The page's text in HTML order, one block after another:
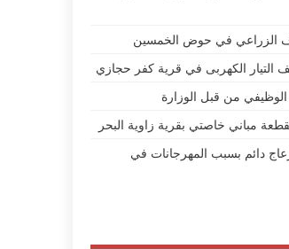
الزراعي في حوض الخمسين
الكهربى في قرية كفر حجازي
من قبل الوزارة
مباني خاصتي بقرية زاوية البحر
دائم بسبب المهرجانات في